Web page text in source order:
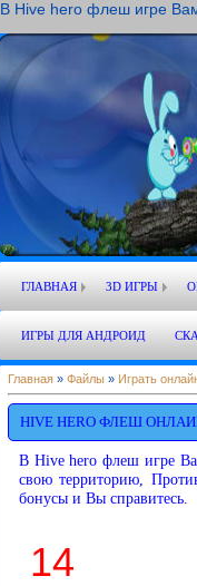
В Hive hero флеш игре Вам
ГЛАВНАЯ 3D ИГРЫ
ИГРЫ ДЛЯ АНДРОИД
Главная » Файлы » Играть
HIVE HERO ФЛЕШ
В Hive hero флеш игре
свою территорию,
бонусы и Вы справитесь.
13